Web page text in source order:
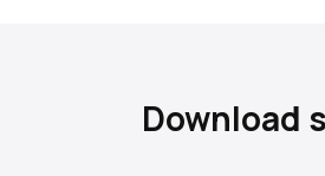
Download